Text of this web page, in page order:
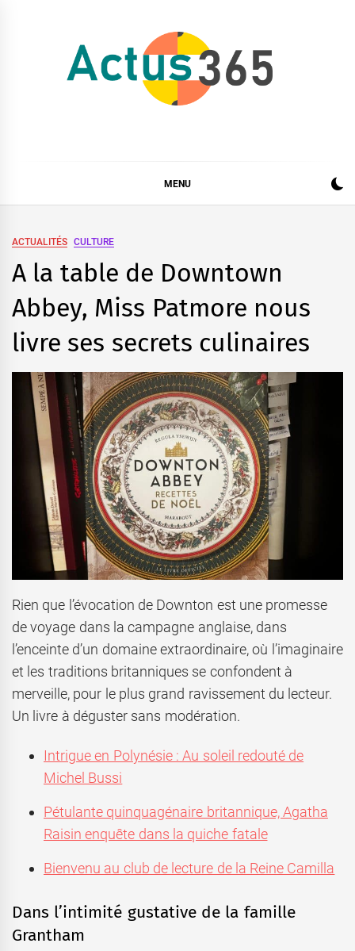
MENU
ACTUALITÉS CULTURE
A la table de Downtown
Abbey, Miss Patmore nous
livre ses secrets culinaires
Rien que l’évocation de Downton est une promesse
de voyage dans la campagne anglaise, dans
l’enceinte d’un domaine extraordinaire, où l’imaginaire
et les traditions britanniques se confondent à
merveille, pour le plus grand ravissement du lecteur.
Un livre à déguster sans modération.
Intrigue en Polynésie : Au soleil redouté de
Michel Bussi
Pétulante quinquagénaire britannique, Agatha
Raisin enquête dans la quiche fatale
Bienvenu au club de lecture de la Reine Camilla
Dans l’intimité gustative de la famille
Grantham